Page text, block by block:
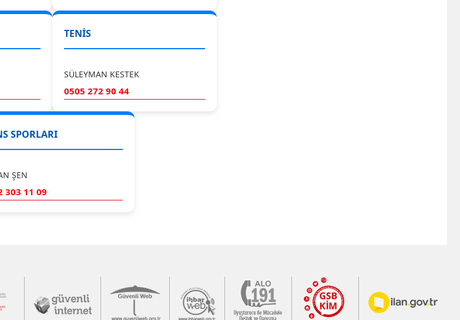
TENİS
SÜLEYMAN KESTEK
0505 272 90 44
SPORLARI
ŞEN
303 11 09